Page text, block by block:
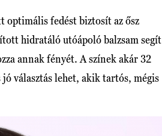
optimális fedést biztosít az ősz
hidratáló utóápoló balzsam segít
annak fényét. A színek akár 32
választás lehet, akik tartós, mégis